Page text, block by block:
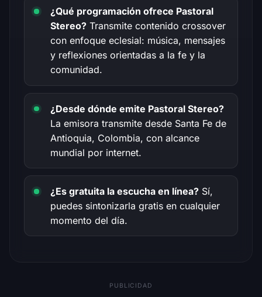
¿Qué programación ofrece Pastoral
Stereo? Transmite contenido crossover
con enfoque eclesial: música, mensajes
y reflexiones orientadas a la fe y la
comunidad.
¿Desde dónde emite Pastoral Stereo?
La emisora transmite desde Santa Fe de
Antioquia, Colombia, con alcance
mundial por internet.
¿Es gratuita la escucha en línea? Sí,
puedes sintonizarla gratis en cualquier
momento del día.
PUBLICIDAD